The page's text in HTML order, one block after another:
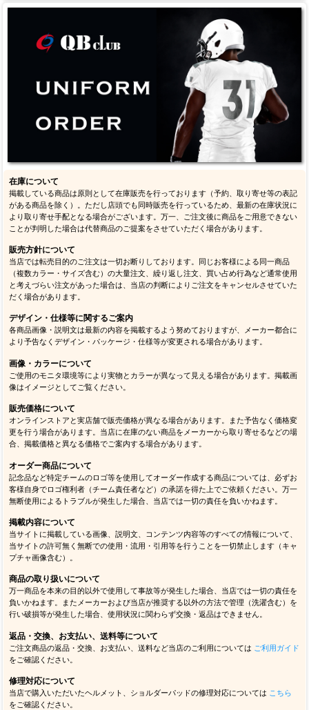
在庫について
掲載している商品は原則として在庫販売を行っております（予約、取り寄せ等の表記
がある商品を除く）。ただし店頭でも同時販売を行っているため、最新の在庫状況に
より取り寄せ手配となる場合がございます。万一、ご注文後に商品をご用意できない
ことが判明した場合は代替商品のご提案をさせていただく場合があります。
販売方針について
当店では転売目的のご注文は一切お断りしております。同じお客様による同一商品
（複数カラー・サイズ含む）の大量注文、繰り返し注文、買い占め行為など通常使用
と考えづらい注文があった場合は、当店の判断によりご注文をキャンセルさせていた
だく場合があります。
デザイン・仕様等に関するご案内
各商品画像・説明文は最新の内容を掲載するよう努めておりますが、メーカー都合に
より予告なくデザイン・パッケージ・仕様等が変更される場合があります。
画像・カラーについて
ご使用のモニタ環境等により実物とカラーが異なって見える場合があります。掲載画
像はイメージとしてご覧ください。
販売価格について
オンラインストアと実店舗で販売価格が異なる場合があります。また予告なく価格変
更を行う場合があります。当店に在庫のない商品をメーカーから取り寄せるなどの場
合、掲載価格と異なる価格でご案内する場合があります。
オーダー商品について
記念品など特定チームのロゴ等を使用してオーダー作成する商品については、必ずお
客様自身でロゴ権利者（チーム責任者など）の承諾を得た上でご依頼ください。万一
無断使用によるトラブルが発生した場合、当店では一切の責任を負いかねます。
掲載内容について
当サイトに掲載している画像、説明文、コンテンツ内容等のすべての情報について、
当サイトの許可無く無断での使用・流用・引用等を行うことを一切禁止します（キャ
プチャ画像含む）。
商品の取り扱いについて
万一商品を本来の目的以外で使用して事故等が発生した場合、当店では一切の責任を
負いかねます。またメーカーおよび当店が推奨する以外の方法で管理（洗濯含む）を
行い破損等が発生した場合、使用状況に関わらず交換・返品はできません。
返品・交換、お支払い、送料等について
ご注文商品の返品・交換、お支払い、送料など当店のご利用については ご利用ガイド
をご確認ください。
修理対応について
当店で購入いただいたヘルメット、ショルダーパッドの修理対応については こちら
をご確認ください。